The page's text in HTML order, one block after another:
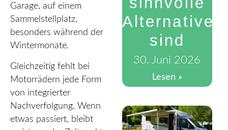
Garage, auf einem
Sammelstellplatz,
besonders während der
Wintermonate.
Gleichzeitig fehlt bei
Motorrädern jede Form
von integrierter
Nachverfolgung. Wenn
etwas passiert, bleibt
Alternative
sind
30. Juni 2026
Lesen »